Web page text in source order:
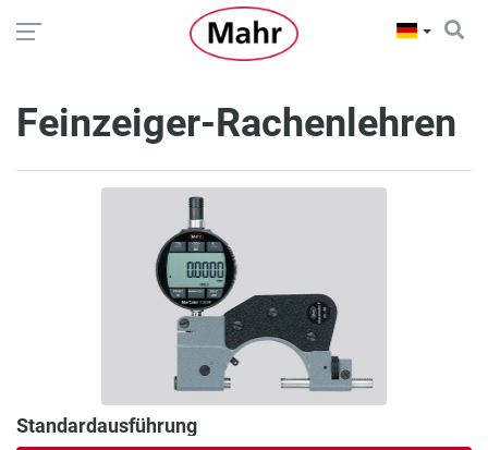
Feinzeiger-Rachenlehren
Standardausführung